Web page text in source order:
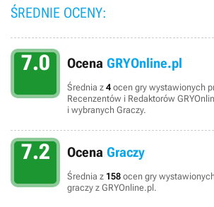
ŚREDNIE OCENY:
7.0 Ocena GRYOnline.pl
Średnia z 4 ocen gry wystawionych
Recenzentów i Redaktorów
i wybranych Graczy.
7.2 Ocena Graczy
Średnia z 158 ocen gry
graczy z GRYOnline.pl.